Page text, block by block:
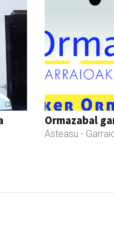
Ormazabal
Asteasu -